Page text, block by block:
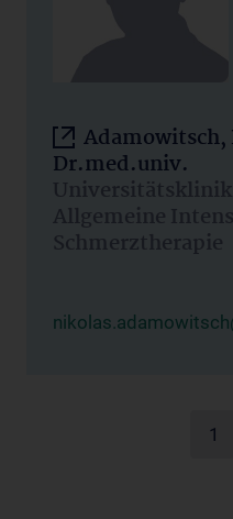
Adamowitsch,
Dr.med.univ.
Allgemeine
Schmerztherapie
1